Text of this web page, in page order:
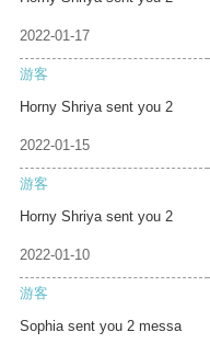
2022-01-17
游客
Horny Shriya sent you 2
2022-01-15
游客
Horny Shriya sent you 2
2022-01-10
游客
Sophia sent you 2 messa